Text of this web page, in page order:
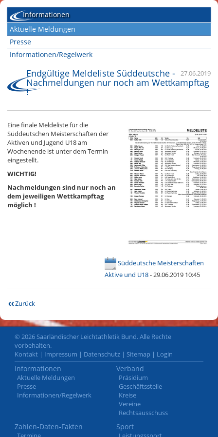
Informationen
Aktuelle Meldungen
Presse
Informationen/Regelwerk
27.06.2019
Endgültige Meldeliste Süddeutsche -
Nachmeldungen nur noch am Wettkampftag
!
Eine finale Meldeliste für die
Süddeutschen Meisterschaften der
Aktiven und Jugend U18 am
Wochenende ist unter dem Termin
eingestellt.
WICHTIG!
Nachmeldungen sind nur noch an
dem jeweiligen Wettkampftag
möglich !
Süddeutsche Meisterschaften
Aktive und U18- 29.06.2019 10:45
Zurück
© 2026 Saarländischer Leichtathletik Bund. Alle Rechte
vorbehalten.
Kontakt | Impressum | Datenschutz | Sitemap | Login
Informationen
Aktuelle Meldungen
Presse
Informationen/Regelwerk
Verband
Präsidium
Geschäftsstelle
Kreise
Vereine
Rechtsausschuss
Zahlen-Daten-Fakten Sport